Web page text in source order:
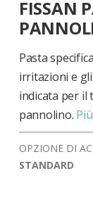
all'inizio
della
galleria
di
immagini
FISSAN
Pasta
irritazioni e
indicata per il
pannolino.
OPZIONE DI
STANDARD